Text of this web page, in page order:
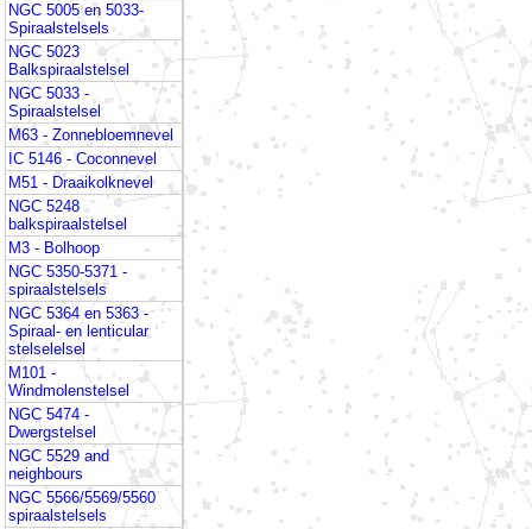
NGC 5005 en 5033-
Spiraalstelsels
NGC 5023
Balkspiraalstelsel
NGC 5033 -
Spiraalstelsel
M63 - Zonnebloemnevel
IC 5146 - Coconnevel
M51 - Draaikolknevel
NGC 5248
balkspiraalstelsel
M3 - Bolhoop
NGC 5350-5371 -
spiraalstelsels
NGC 5364 en 5363 -
Spiraal- en lenticular
stelselelsel
M101 -
Windmolenstelsel
NGC 5474 -
Dwergstelsel
NGC 5529 and
neighbours
NGC 5566/5569/5560
spiraalstelsels